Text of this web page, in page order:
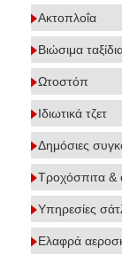
Ακτοπλοΐα
Βιώσιμα
Ωτοστόπ
Ιδιωτικά τζετ
Δημόσιες
Τροχόσπιτα &
Υπηρεσίες
Ελαφρά